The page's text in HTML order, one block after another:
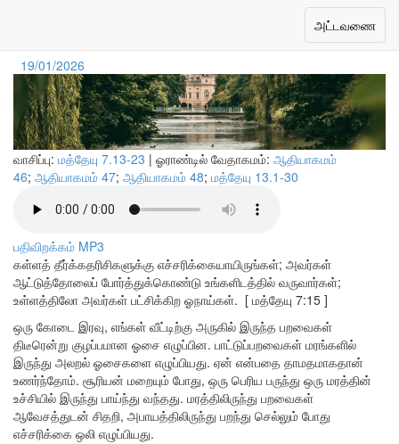
Toggle
navigation
அட்டவணை
தேவனின் பாதுகாப்பான அன்பு
19/01/2026
வாசிப்பு: மத்தேயு 7.13-23 | ஓராண்டில் வேதாகமம்: ஆதியாகமம்
46; ஆதியாகமம் 47; ஆதியாகமம் 48; மத்தேயு 13.1-30
பதிவிறக்கம் MP3
கள்ளத் தீர்க்கதரிசிகளுக்கு எச்சரிக்கையாயிருங்கள்; அவர்கள்
ஆட்டுத்தோலைப் போர்த்துக்கொண்டு உங்களிடத்தில் வருவார்கள்;
உள்ளத்திலோ அவர்கள் பட்சிக்கிற ஓநாய்கள். [ மத்தேயு 7:15 ]
ஒரு கோடை இரவு, எங்கள் வீட்டிற்கு அருகில் இருந்த பறவைகள்
திடீரென்று குழப்பமான ஓசை எழுப்பின. பாட்டுப்பறவைகள் மரங்களில்
இருந்து அலறல் ஓசைகளை எழுப்பியது. ஏன் என்பதை தாமதமாகதான்
உணர்ந்தோம். சூரியன் மறையும் போது, ஒரு பெரிய பருந்து ஒரு மரத்தின்
உச்சியில் இருந்து பாய்ந்து வந்தது. மரத்திலிருந்து பறவைகள்
ஆவேசத்துடன் சிதறி, அபாயத்திலிருந்து பறந்து செல்லும் போது
எச்சரிக்கை ஒலி எழுப்பியது.